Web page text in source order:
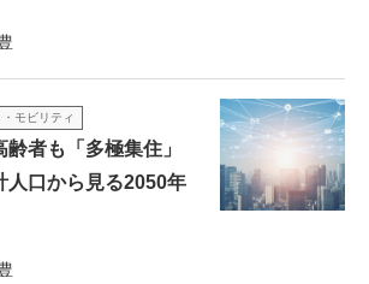
・モビリティ
者も「多極集住」
人口から見る2050年